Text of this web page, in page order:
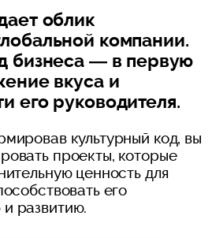
облик
компании.
бизнеса — в первую
вкуса и
его руководителя.
культурный код, вы
проекты, которые
ценность для
его
развитию.